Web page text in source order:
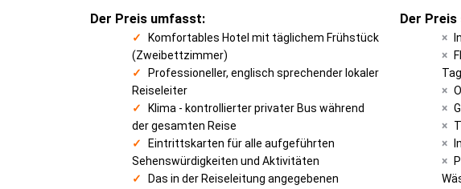
Der Preis umfasst:
Komfortables Hotel mit täglichem Frühstück
(Zweibettzimmer)
Professioneller, englisch sprechender lokaler
Reiseleiter
Klima - kontrollierter privater Bus während
der gesamten Reise
Eintrittskarten für alle aufgeführten
Sehenswürdigkeiten und Aktivitäten
Das in der Reiseleitung angegebenen
Der